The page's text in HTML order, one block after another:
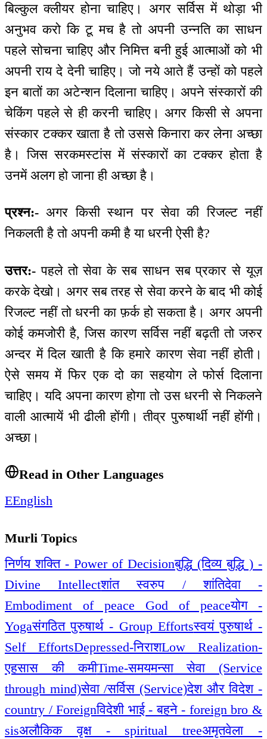
बिल्कुल क्लीयर होना चाहिए। अगर सर्विस में थोड़ा भी
अनुभव करो कि टू मच है तो अपनी उन्नति का साधन
पहले सोचना चाहिए और निमित्त बनी हुई आत्माओं को भी
अपनी राय दे देनी चाहिए। जो नये आते हैं उन्हों को पहले
इन बातों का अटेन्शन दिलाना चाहिए। अपने संस्कारों की
चेकिंग पहले से ही करनी चाहिए। अगर किसी से अपना
संस्कार टक्कर खाता है तो उससे किनारा कर लेना अच्छा
है। जिस सरकमस्टांस में संस्कारों का टक्कर होता है
उनमें अलग हो जाना ही अच्छा है।
प्रश्न:- अगर किसी स्थान पर सेवा की रिजल्ट नहीं
निकलती है तो अपनी कमी है या धरनी ऐसी है?
उत्तर:- पहले तो सेवा के सब साधन सब प्रकार से यूज़
करके देखो। अगर सब तरह से सेवा करने के बाद भी कोई
रिजल्ट नहीं तो धरनी का फ़र्क हो सकता है। अगर अपनी
कोई कमजोरी है, जिस कारण सर्विस नहीं बढ़ती तो जरुर
अन्दर में दिल खाती है कि हमारे कारण सेवा नहीं होती।
ऐसे समय में फिर एक दो का सहयोग ले फोर्स दिलाना
चाहिए। यदि अपना कारण होगा तो उस धरनी से निकलने
वाली आत्मायें भी ढीली होंगी। तीव्र पुरुषार्थी नहीं होंगी।
अच्छा।
Read in Other Languages
EEnglish
Murli Topics
निर्णय शक्ति - Power of Decisionबुद्धि (दिव्य बुद्धि ) -
Divine Intellectशांत स्वरुप / शांतिदेवा -
Embodiment of peace God of peaceयोग -
Yogaसंगठित पुरुषार्थ - Group Effortsस्वयं पुरुषार्थ -
Self EffortsDepressed-निराशLow Realization-
एहसास की कमीTime-समयमन्सा सेवा (Service
through mind)सेवा /सर्विस (Service)देश और विदेश -
country / Foreignविदेशी भाई - बहने - foreign bro &
sisअलौकिक वृक्ष - spiritual treeअमृतवेला -